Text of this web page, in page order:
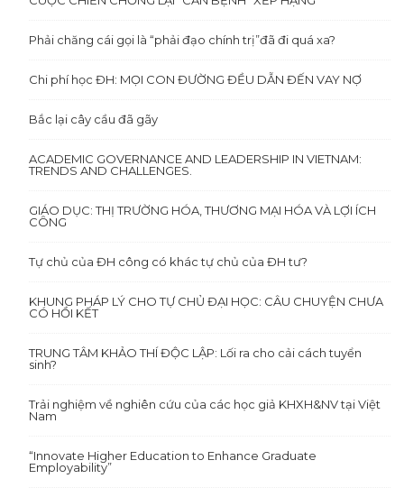
Phải chăng cái gọi là “phải đạo chính trị”đã đi quá xa?
Chi phí học ĐH: MỌI CON ĐƯỜNG ĐỀU DẪN ĐẾN VAY NỢ
Bắc lại cây cầu đã gãy
ACADEMIC GOVERNANCE AND LEADERSHIP IN VIETNAM:
TRENDS AND CHALLENGES.
GIÁO DỤC: THỊ TRƯỜNG HÓA, THƯƠNG MẠI HÓA VÀ LỢI ÍCH
CÔNG
Tự chủ của ĐH công có khác tự chủ của ĐH tư?
KHUNG PHÁP LÝ CHO TỰ CHỦ ĐẠI HỌC: CÂU CHUYỆN CHƯA
CÓ HỒI KẾT
TRUNG TÂM KHẢO THÍ ĐỘC LẬP: Lối ra cho cải cách tuyển
sinh?
Trải nghiệm về nghiên cứu của các học giả KHXH&NV tại Việt
Nam
“Innovate Higher Education to Enhance Graduate
Employability”